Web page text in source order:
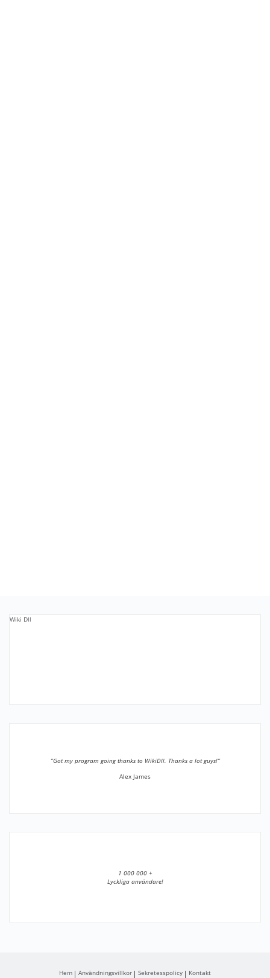
Wiki Dll
”Got my program going thanks to WikiDll. Thanks a lot guys!”
Alex James
1 000 000 +
Lyckliga användare!
Hem Användningsvillkor Sekretesspolicy Kontakt